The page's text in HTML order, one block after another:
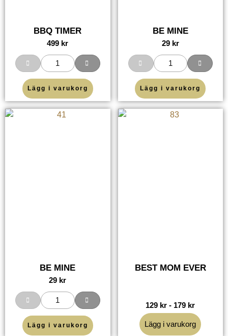
BBQ TIMER
499 kr
Lägg i varukorg
BE MINE
29 kr
Lägg i varukorg
BE MINE
29 kr
Lägg i varukorg
BEST MOM EVER
129 kr - 179 kr
Lägg i varukorg